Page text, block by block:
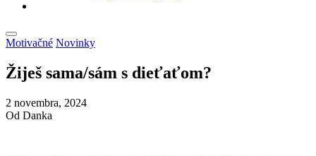
Motivačné Novinky
Žiješ sama/sám s dieťaťom?
2 novembra, 2024
Od Danka